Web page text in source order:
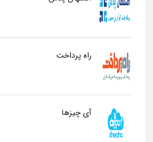
راه پرداخت
آی چیزها